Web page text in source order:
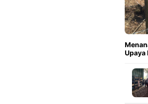
Upaya